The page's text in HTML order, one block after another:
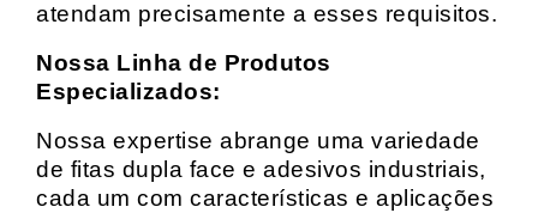
atendam precisamente a esses requisitos.
Nossa Linha de Produtos
Especializados:
Nossa expertise abrange uma variedade
de fitas dupla face e adesivos industriais,
cada um com características e aplicações